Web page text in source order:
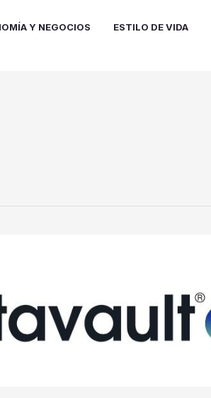
Y NEGOCIOS ESTILO DE VIDA